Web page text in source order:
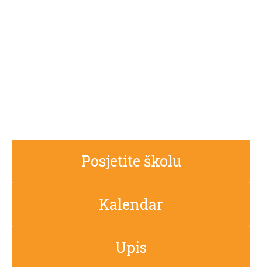
Posjetite školu
Kalendar
Upis